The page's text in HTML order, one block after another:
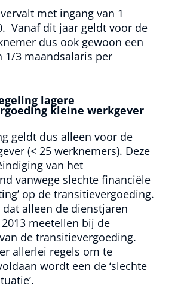
met ingang van 1
Vanaf dit jaar geldt voor de
dus ook gewoon een
1/3 maandsalaris per
lagere
kleine werkgever
geldt dus alleen voor de
(< 25 werknemers). Deze
van het
vanwege slechte financiële
op de transitievergoeding.
alleen de dienstjaren
meetellen bij de
de transitievergoeding.
allerlei regels om te
wordt een de ‘slechte